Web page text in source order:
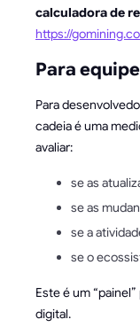
calculadora de
https://
Para
Para
cadeia é uma
avaliar:
se as
se as
se a
se o
Este é um
digital.